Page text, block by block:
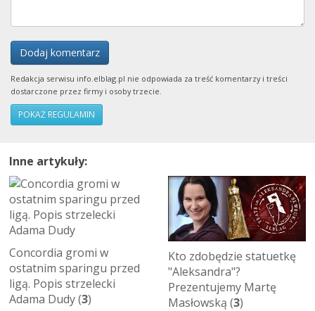
Dodaj komentarz
Redakcja serwisu info.elblag.pl nie odpowiada za treść komentarzy i treści
dostarczone przez firmy i osoby trzecie.
POKAŻ REGULAMIN
Inne artykuły:
Concordia gromi w
ostatnim sparingu przed
ligą. Popis strzelecki
Adama Dudy (3)
Kto zdobędzie statuetkę
"Aleksandra"?
Prezentujemy Martę
Masłowską (3)